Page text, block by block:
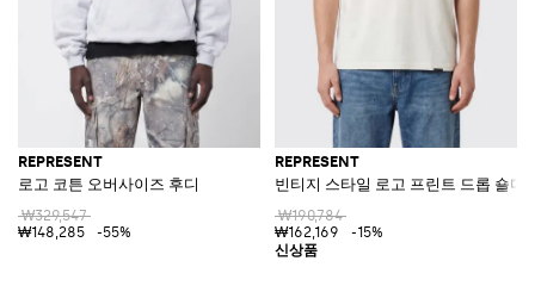
REPRESENT
로고 코튼 오버사이즈 후디
₩329,547
₩148,285
-55%
REPRESENT
빈티지 스타일 로고 프린트 드롭 숄더
₩190,784
₩162,169
-15%